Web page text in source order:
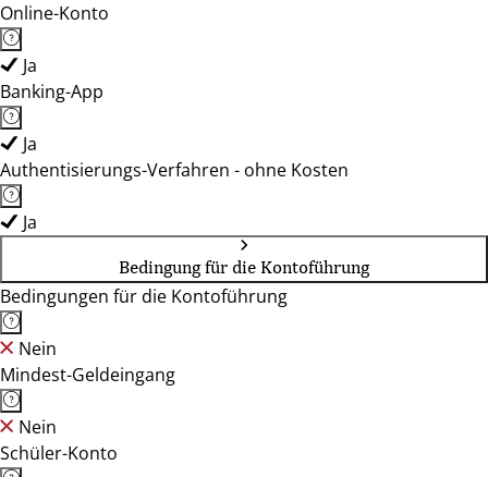
Online-Konto
Ja
Banking-App
Ja
Authentisierungs-Verfahren - ohne Kosten
Ja
Bedingung für die Kontoführung
Bedingungen für die Kontoführung
Nein
Mindest-Geldeingang
Nein
Schüler-Konto